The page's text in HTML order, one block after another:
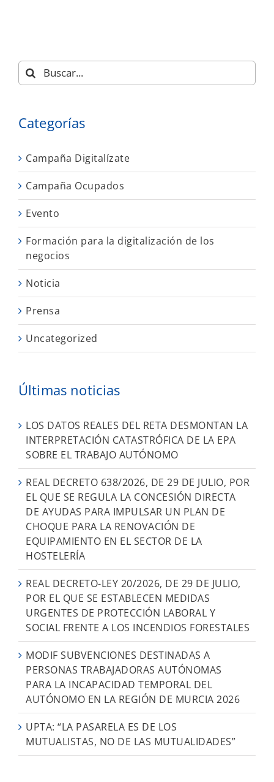
Buscar:
Categorías
Campaña Digitalízate
Campaña Ocupados
Evento
Formación para la digitalización de los
negocios
Noticia
Prensa
Uncategorized
Últimas noticias
LOS DATOS REALES DEL RETA DESMONTAN LA
INTERPRETACIÓN CATASTRÓFICA DE LA EPA
SOBRE EL TRABAJO AUTÓNOMO
REAL DECRETO 638/2026, DE 29 DE JULIO, POR
EL QUE SE REGULA LA CONCESIÓN DIRECTA
DE AYUDAS PARA IMPULSAR UN PLAN DE
CHOQUE PARA LA RENOVACIÓN DE
EQUIPAMIENTO EN EL SECTOR DE LA
HOSTELERÍA
REAL DECRETO-LEY 20/2026, DE 29 DE JULIO,
POR EL QUE SE ESTABLECEN MEDIDAS
URGENTES DE PROTECCIÓN LABORAL Y
SOCIAL FRENTE A LOS INCENDIOS FORESTALES
MODIF SUBVENCIONES DESTINADAS A
PERSONAS TRABAJADORAS AUTÓNOMAS
PARA LA INCAPACIDAD TEMPORAL DEL
AUTÓNOMO EN LA REGIÓN DE MURCIA 2026
UPTA: “LA PASARELA ES DE LOS
MUTUALISTAS, NO DE LAS MUTUALIDADES”